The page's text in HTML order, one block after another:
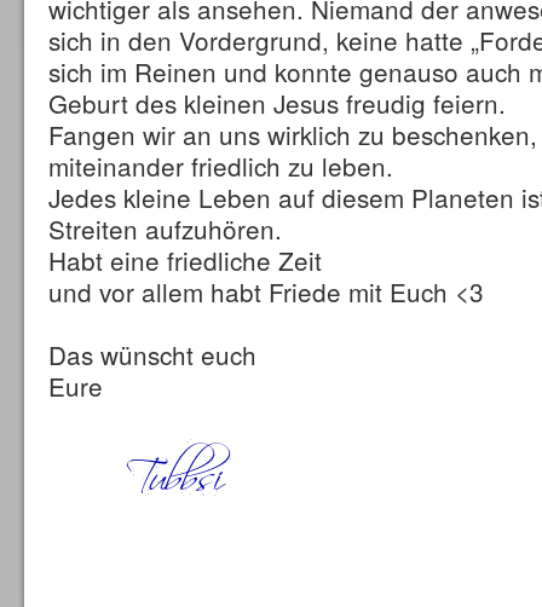
wichtiger als ansehen. Niemand der
sich in den Vordergrund, keine hatte
sich im Reinen und konnte genauso auch
Geburt des kleinen Jesus freudig feiern.
Fangen wir an uns wirklich zu
miteinander friedlich zu leben.
Jedes kleine Leben auf diesem Planeten
Streiten aufzuhören.
Habt eine friedliche Zeit
und vor allem habt Friede mit Euch <3
Das wünscht euch
Eure